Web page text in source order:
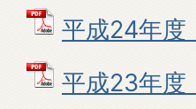
平成24年度
平成23年度